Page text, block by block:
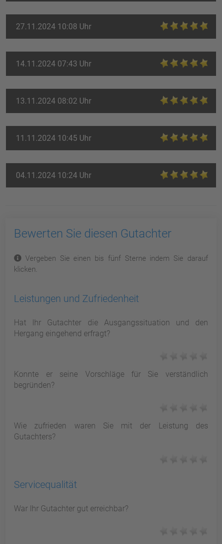
27.11.2024 10:08 Uhr
14.11.2024 07:43 Uhr
13.11.2024 08:02 Uhr
11.11.2024 10:45 Uhr
04.11.2024 10:24 Uhr
Bewerten Sie diesen Gutachter
Vergeben Sie einen bis fünf Sterne indem Sie darauf
klicken.
Leistungen und Zufriedenheit
Hat Ihr Gutachter die Ausgangssituation und den
Hergang eingehend erfragt?
Konnte er seine Vorschläge für Sie verständlich
begründen?
Wie zufrieden waren Sie mit der Leistung des
Gutachters?
Servicequalität
War Ihr Gutachter gut erreichbar?